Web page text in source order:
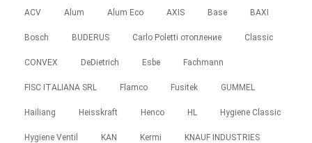
ACV Alum Alum Eco AXIS Base BAXI
Bosch BUDERUS Carlo Poletti отопление Classic
CONVEX DeDietrich Esbe Fachmann
FISC ITALIANA SRL Flamco Fusitek GUMMEL
Hailiang Heisskraft Henco HL Hygiene Classic
Hygiene Ventil KAN Kermi KNAUF INDUSTRIES